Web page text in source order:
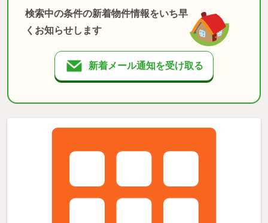
検索中の条件の新着物件情報をいち早
くお知らせします
新着メール通知を受け取る